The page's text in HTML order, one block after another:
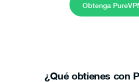
Obtenga
¿Qué obtienes con